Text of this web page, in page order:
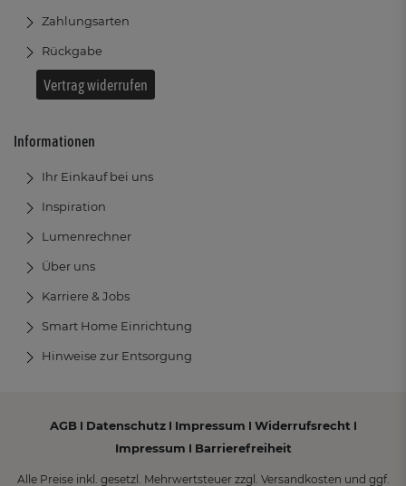
Zahlungsarten
Rückgabe
Vertrag widerrufen
Informationen
Ihr Einkauf bei uns
Inspiration
Lumenrechner
Über uns
Karriere & Jobs
Smart Home Einrichtung
Hinweise zur Entsorgung
AGBI DatenschutzI Impressum I WiderrufsrechtI
Impressum I Barrierefreiheit
Alle Preise inkl. gesetzl. Mehrwertsteuer zzgl. Versandkosten und ggf.